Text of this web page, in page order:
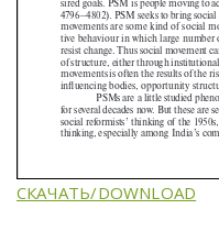
СКАЧАТЬ/DOWNLOAD